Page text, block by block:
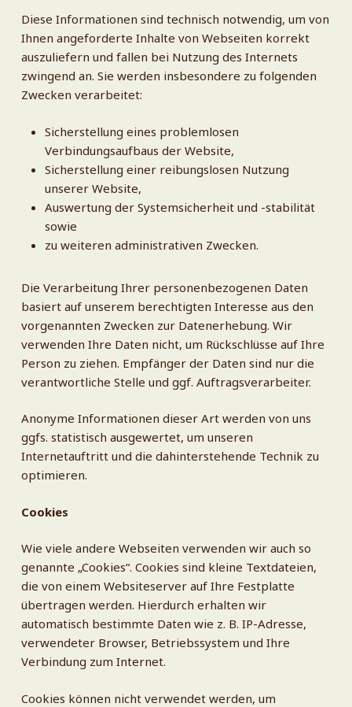
Diese Informationen sind technisch notwendig, um von
Ihnen angeforderte Inhalte von Webseiten korrekt
auszuliefern und fallen bei Nutzung des Internets
zwingend an. Sie werden insbesondere zu folgenden
Zwecken verarbeitet:
Sicherstellung eines problemlosen
Verbindungsaufbaus der Website,
Sicherstellung einer reibungslosen Nutzung
unserer Website,
Auswertung der Systemsicherheit und -stabilität
sowie
zu weiteren administrativen Zwecken.
Die Verarbeitung Ihrer personenbezogenen Daten
basiert auf unserem berechtigten Interesse aus den
vorgenannten Zwecken zur Datenerhebung. Wir
verwenden Ihre Daten nicht, um Rückschlüsse auf Ihre
Person zu ziehen. Empfänger der Daten sind nur die
verantwortliche Stelle und ggf. Auftragsverarbeiter.
Anonyme Informationen dieser Art werden von uns
ggfs. statistisch ausgewertet, um unseren
Internetauftritt und die dahinterstehende Technik zu
optimieren.
Cookies
Wie viele andere Webseiten verwenden wir auch so
genannte „Cookies“. Cookies sind kleine Textdateien,
die von einem Websiteserver auf Ihre Festplatte
übertragen werden. Hierdurch erhalten wir
automatisch bestimmte Daten wie z. B. IP-Adresse,
verwendeter Browser, Betriebssystem und Ihre
Verbindung zum Internet.
Cookies können nicht verwendet werden, um